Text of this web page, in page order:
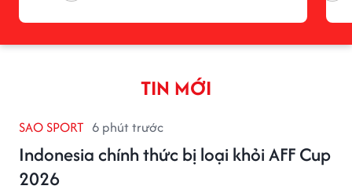
TIN MỚI
SAO SPORT 6 phút trước
Indonesia chính thức bị loại khỏi AFF Cup
2026